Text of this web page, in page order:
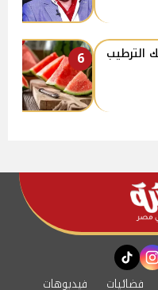
6
الترطيب
instagram
tiktok
فضائيات فيديوهات